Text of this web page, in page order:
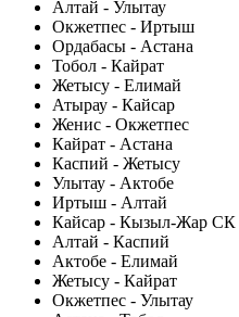
Алтай - Улытау
Окжетпес - Иртыш
Ордабасы - Астана
Тобол - Кайрат
Жетысу - Елимай
Атырау - Кайсар
Женис - Окжетпес
Кайрат - Астана
Каспий - Жетысу
Улытау - Актобе
Иртыш - Алтай
Кайсар - Кызыл-Жар СК
Алтай - Каспий
Актобе - Елимай
Жетысу - Кайрат
Окжетпес - Улытау